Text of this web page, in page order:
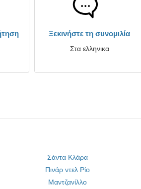
Ξεκινήστε τη συνομιλία
Στα ελληνικα
Σάντα Κλάρα
Πινάρ ντελ Ρίο
Μαντζανίλλο